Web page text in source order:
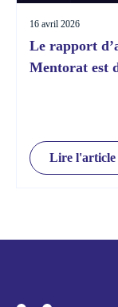
16 avril 2026
Le rapport
Mentorat est
Lire l'article